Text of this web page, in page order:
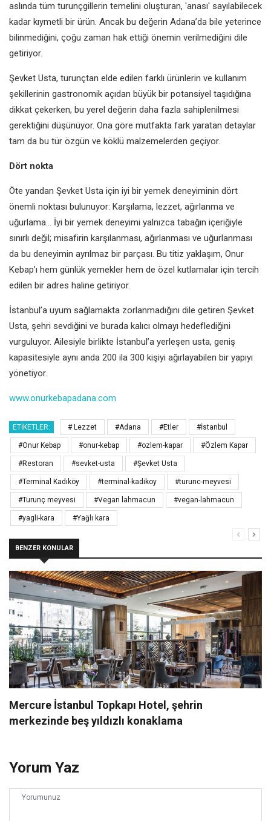
aslında tüm turunçgillerin temelini oluşturan, 'anası' sayılabilecek
kadar kıymetli bir ürün. Ancak bu değerin Adana’da bile yeterince
bilinmediğini, çoğu zaman hak ettiği önemin verilmediğini dile
getiriyor.
Şevket Usta, turunçtan elde edilen farklı ürünlerin ve kullanım
şekillerinin gastronomik açıdan büyük bir potansiyel taşıdığına
dikkat çekerken, bu yerel değerin daha fazla sahiplenilmesi
gerektiğini düşünüyor. Ona göre mutfakta fark yaratan detaylar
tam da bu tür özgün ve köklü malzemelerden geçiyor.
Dört nokta
Öte yandan Şevket Usta için iyi bir yemek deneyiminin dört
önemli noktası bulunuyor: Karşılama, lezzet, ağırlanma ve
uğurlama... İyi bir yemek deneyimi yalnızca tabağın içeriğiyle
sınırlı değil; misafirin karşılanması, ağırlanması ve uğurlanması
da bu deneyimin ayrılmaz bir parçası. Bu titiz yaklaşım, Onur
Kebap’ı hem günlük yemekler hem de özel kutlamalar için tercih
edilen bir adres haline getiriyor.
İstanbul’a uyum sağlamakta zorlanmadığını dile getiren Şevket
Usta, şehri sevdiğini ve burada kalıcı olmayı hedeflediğini
vurguluyor. Ailesiyle birlikte İstanbul’a yerleşen usta, geniş
kapasitesiyle aynı anda 200 ila 300 kişiyi ağırlayabilen bir yapıyı
yönetiyor.
www.onurkebapadana.com
ETIKETLER: # Lezzet #Adana #Etler #İstanbul
#Onur Kebap #onur-kebap #ozlem-kapar #Özlem Kapar
#Restoran #sevket-usta #Şevket Usta
#Terminal Kadıköy #terminal-kadikoy #turunc-meyvesi
#Turunç meyvesi #Vegan lahmacun #vegan-lahmacun
#yagli-kara #Yağlı kara
BENZER KONULAR
Mercure İstanbul Topkapı Hotel, şehrin
merkezinde beş yıldızlı konaklama
Yorum Yaz